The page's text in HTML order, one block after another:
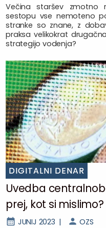
Večina staršev zmotno
sestopu vse nemoteno
stranke so znane, z
praksa velikokrat
strategijo vodenja?
DIGITALNI DENAR
Uvedba
prej, kot si mislimo?
JUNIJ 2023 |
OZS